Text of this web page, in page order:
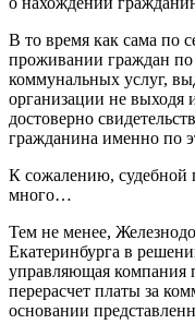
В то время как сама по
проживании граждан по
коммунальных услуг,
организации не выходя
достоверно
гражданина именно по
К сожалению, судебной
много…
Тем не менее,
Екатеринбурга в
управляющая компания
перерасчет платы за
основании